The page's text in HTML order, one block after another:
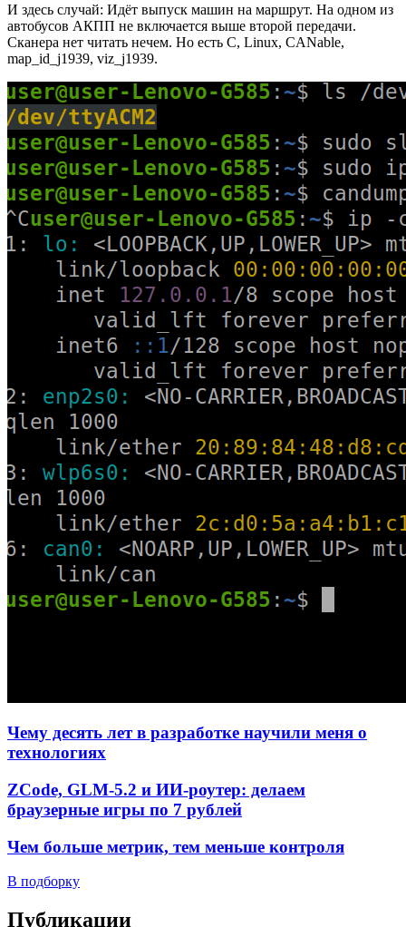
И здесь случай: Идёт выпуск машин на маршрут. На одном из
автобусов АКПП не включается выше второй передачи.
Сканера нет читать нечем. Но есть C, Linux, CANable,
map_id_j1939, viz_j1939.
Чему десять лет в разработке научили меня о
технологиях
ZCode, GLM-5.2 и ИИ-роутер: делаем
браузерные игры по 7 рублей
Чем больше метрик, тем меньше контроля
В подборку
Публикации